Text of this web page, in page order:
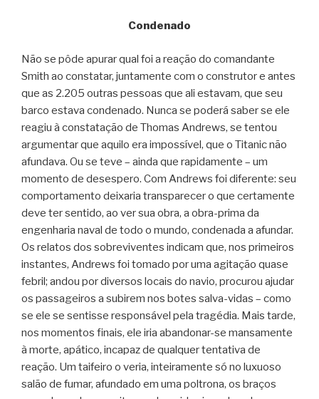
Condenado
Não se pôde apurar qual foi a reação do comandante
Smith ao constatar, juntamente com o construtor e antes
que as 2.205 outras pessoas que ali estavam, que seu
barco estava condenado. Nunca se poderá saber se ele
reagiu à constatação de Thomas Andrews, se tentou
argumentar que aquilo era impossível, que o Titanic não
afundava. Ou se teve – ainda que rapidamente – um
momento de desespero. Com Andrews foi diferente: seu
comportamento deixaria transparecer o que certamente
deve ter sentido, ao ver sua obra, a obra-prima da
engenharia naval de todo o mundo, condenada a afundar.
Os relatos dos sobreviventes indicam que, nos primeiros
instantes, Andrews foi tomado por uma agitação quase
febril; andou por diversos locais do navio, procurou ajudar
os passageiros a subirem nos botes salva-vidas – como
se ele se sentisse responsável pela tragédia. Mais tarde,
nos momentos finais, ele iria abandonar-se mansamente
à morte, apático, incapaz de qualquer tentativa de
reação. Um taifeiro o veria, inteiramente só no luxuoso
salão de fumar, afundado em uma poltrona, os braços